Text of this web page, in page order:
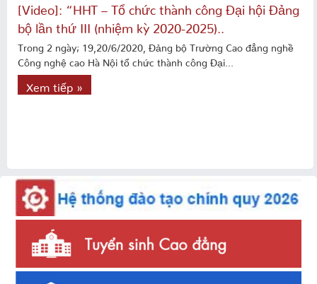
[Video]: “HHT – Tổ chức thành công Đại hội Đảng
bộ lần thứ III (nhiệm kỳ 2020-2025)..
Trong 2 ngày; 19,20/6/2020, Đảng bộ Trường Cao đẳng nghề
Công nghệ cao Hà Nội tổ chức thành công Đại...
Xem tiếp »